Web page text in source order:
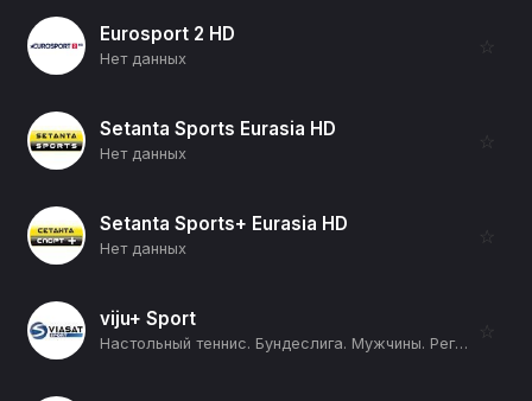
Eurosport 2 HD
Нет данных
☆
Setanta Sports Eurasia HD
Нет данных
☆
Setanta Sports+ Eurasia HD
Нет данных
☆
viju+ Sport
Настольный теннис. Бундеслига. Мужчины. Регулярный сезон 2025/26. 19 тур. Боруссия Дюссельдорф - Бад Кёнигсхофен. Бад Хомбург - Саарбрюккен (12+)
☆